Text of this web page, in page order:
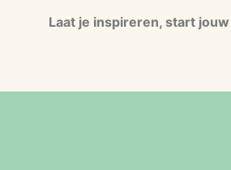
Laat je inspireren, start